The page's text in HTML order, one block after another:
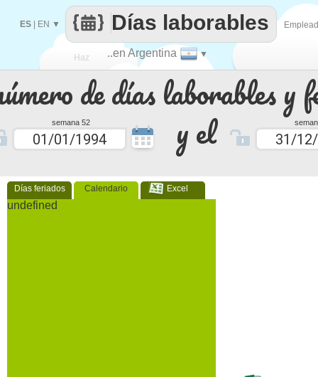
de días laborables y
semana 52 y el
Días feriados Calendario Excel
undefined
Haz
que
..en Argentina ▼
Días laborables
ES EN ▼